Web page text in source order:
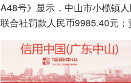
A48号》显示，中山市小榄镇
联合社罚款人民币9985.40元；